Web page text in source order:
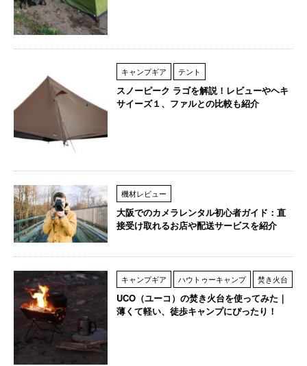
キャンプギア テント
スノーピーク ラゴを解説！レビューやヘキ
サイーズ１、ファルとの比較も紹介
機材レビュー
大阪でのカメラレンタル初心者ガイド：直
接受け取れるお店や配送サービスを紹介
キャンプギア ハウトゥーキャンプ 焚き火台
UCO（ユーコ）の焚き火台を使ってみた｜
薄くて軽い、徒歩キャンプにぴったり！